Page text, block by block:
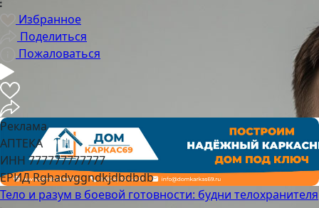
Избранное
Поделиться
Пожаловаться
Реклама
АПТЕКА
ИНН 777777777777
ЕРИД Rghadvggndkjdbdbdb
Тело и разум в боевой готовности: будни телохранителя